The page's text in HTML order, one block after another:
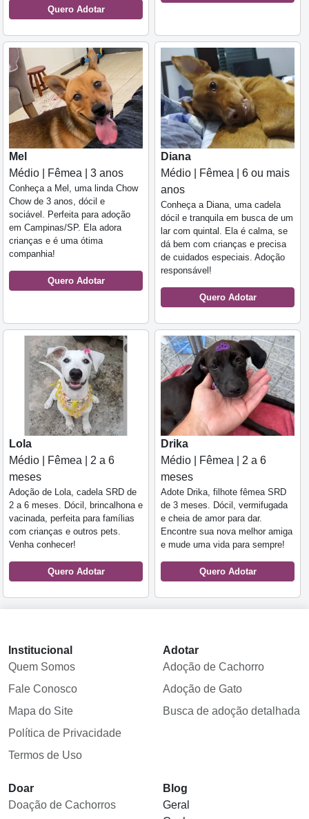
Quero Adotar
Mel
Médio | Fêmea | 3 anos
Conheça a Mel, uma linda Chow
Chow de 3 anos, dócil e
sociável. Perfeita para adoção
em Campinas/SP. Ela adora
crianças e é uma ótima
companhia!
Quero Adotar
Diana
Médio | Fêmea | 6 ou mais
anos
Conheça a Diana, uma cadela
dócil e tranquila em busca de um
lar com quintal. Ela é calma, se
dá bem com crianças e precisa
de cuidados especiais. Adoção
responsável!
Quero Adotar
Lola
Médio | Fêmea | 2 a 6
meses
Adoção de Lola, cadela SRD de
2 a 6 meses. Dócil, brincalhona e
vacinada, perfeita para famílias
com crianças e outros pets.
Venha conhecer!
Quero Adotar
Drika
Médio | Fêmea | 2 a 6
meses
Adote Drika, filhote fêmea SRD
de 3 meses. Dócil, vermifugada
e cheia de amor para dar.
Encontre sua nova melhor amiga
e mude uma vida para sempre!
Quero Adotar
Institucional
Quem Somos
Fale Conosco
Mapa do Site
Política de Privacidade
Termos de Uso
Adotar
Adoção de Cachorro
Adoção de Gato
Busca de adoção detalhada
Doar
Doação de Cachorros
Blog
Geral